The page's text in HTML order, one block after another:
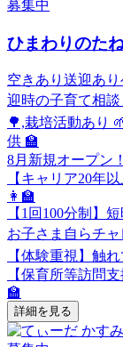
募集中
ひまわりのた
空きあり 送迎あり
迎時の子育て相
🌳,栽培活動あり
供 🏫
8月新規オープン！
【キャリア20年
👩‍🏫
【1回100分制】
お子さま自らチ
【体験重視】触
【保育所等訪問
🏫
詳細を見る